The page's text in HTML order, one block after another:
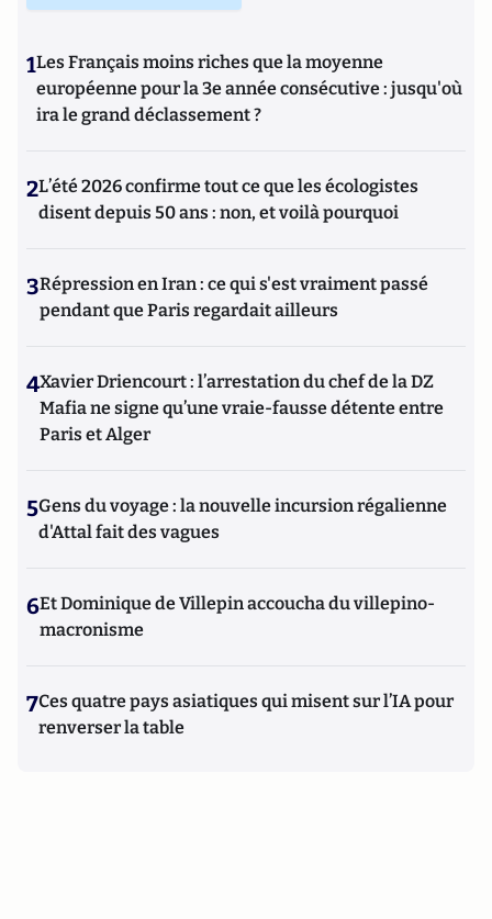
1Les Français moins riches que la moyenne
européenne pour la 3e année consécutive : jusqu'où
ira le grand déclassement ?
2L’été 2026 confirme tout ce que les écologistes
disent depuis 50 ans : non, et voilà pourquoi
3Répression en Iran : ce qui s'est vraiment passé
pendant que Paris regardait ailleurs
4Xavier Driencourt : l’arrestation du chef de la DZ
Mafia ne signe qu’une vraie-fausse détente entre
Paris et Alger
5Gens du voyage : la nouvelle incursion régalienne
d'Attal fait des vagues
6Et Dominique de Villepin accoucha du villepino-
macronisme
7Ces quatre pays asiatiques qui misent sur l’IA pour
renverser la table